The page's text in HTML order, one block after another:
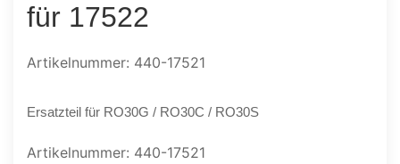
für 17522
Artikelnummer: 440-17521
Ersatzteil für RO30G / RO30C / RO30S
Artikelnummer: 440-17521